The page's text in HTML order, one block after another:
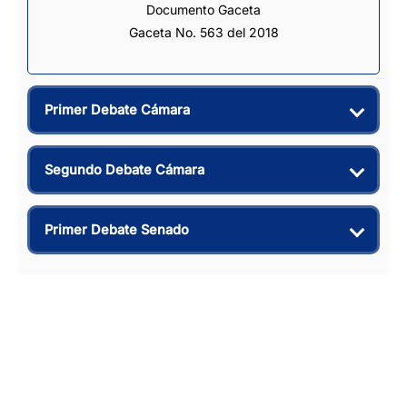
Documento Gaceta
Gaceta No. 563 del 2018
Primer Debate Cámara
Segundo Debate Cámara
Primer Debate Senado